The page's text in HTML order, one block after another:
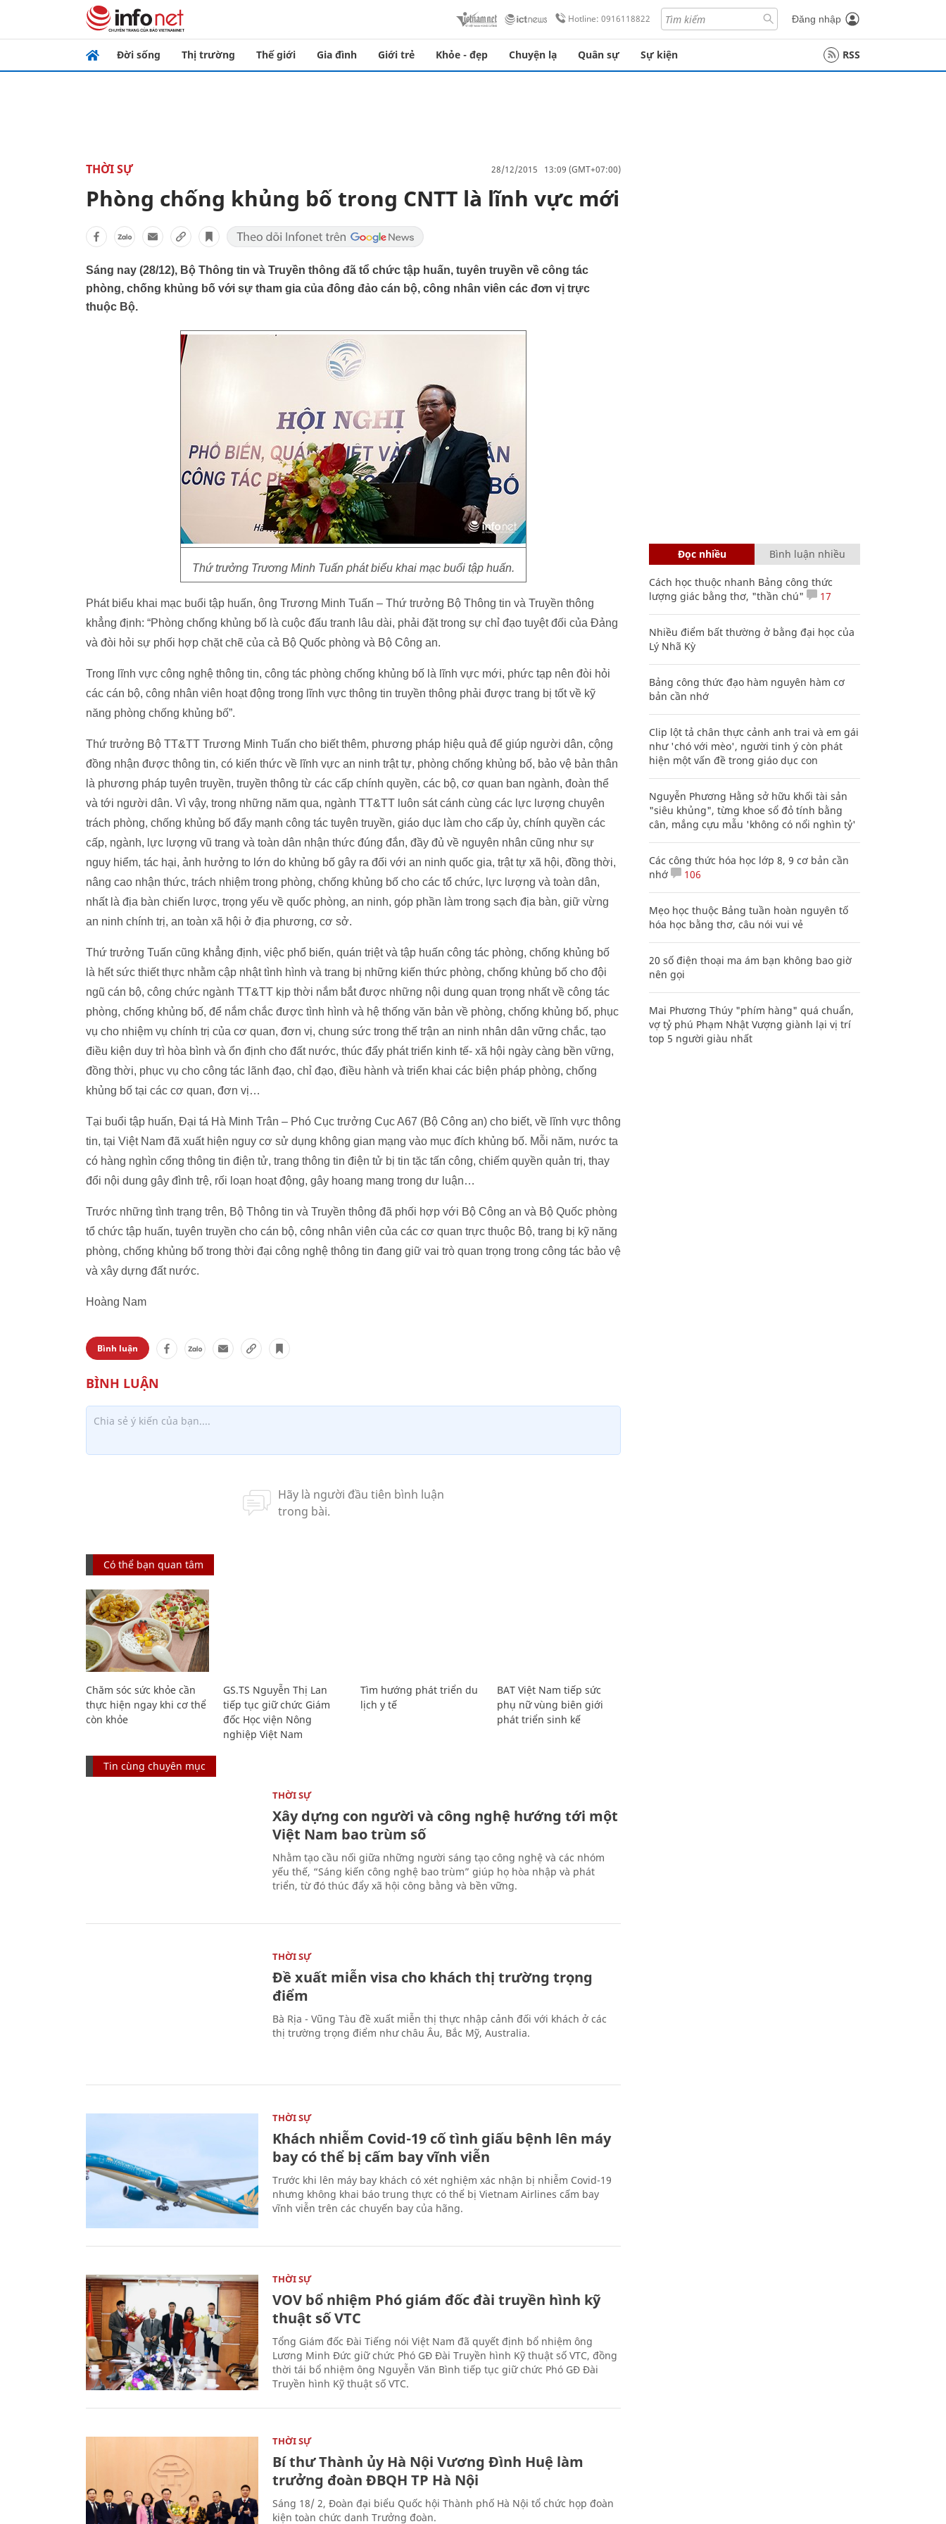
Hotline: 0916118822 Đăng nhập
Đời sống Thị trường Thế giới Gia đình Giới trẻ Khỏe - đẹp Chuyện lạ Quân sự Sự kiện RSS
THỜI SỰ 28/12/2015 13:09 (GMT+07:00)
Phòng chống khủng bố trong CNTT là lĩnh vực mới
Sáng nay (28/12), Bộ Thông tin và Truyền thông đã tổ chức tập huấn, tuyên truyền về công tác
phòng, chống khủng bố với sự tham gia của đông đảo cán bộ, công nhân viên các đơn vị trực
thuộc Bộ.
Thứ trưởng Trương Minh Tuấn phát biểu khai mạc buổi tập huấn.
Phát biểu khai mạc buổi tập huấn, ông Trương Minh Tuấn – Thứ trưởng Bộ Thông tin và Truyền thông
khẳng định: “Phòng chống khủng bố là cuộc đấu tranh lâu dài, phải đặt trong sự chỉ đạo tuyệt đối của Đảng
và đòi hỏi sự phối hợp chặt chẽ của cả Bộ Quốc phòng và Bộ Công an.
Trong lĩnh vực công nghệ thông tin, công tác phòng chống khủng bố là lĩnh vực mới, phức tạp nên đòi hỏi
các cán bộ, công nhân viên hoạt động trong lĩnh vực thông tin truyền thông phải được trang bị tốt về kỹ
năng phòng chống khủng bố”.
Thứ trưởng Bộ TT&TT Trương Minh Tuấn cho biết thêm, phương pháp hiệu quả để giúp người dân, cộng
đồng nhận được thông tin, có kiến thức về lĩnh vực an ninh trật tự, phòng chống khủng bố, bảo vệ bản thân
là phương pháp tuyên truyền, truyền thông từ các cấp chính quyền, các bộ, cơ quan ban ngành, đoàn thể
và tới người dân. Vì vậy, trong những năm qua, ngành TT&TT luôn sát cánh cùng các lực lượng chuyên
trách phòng, chống khủng bố đẩy mạnh công tác tuyên truyền, giáo dục làm cho cấp ủy, chính quyền các
cấp, ngành, lực lượng vũ trang và toàn dân nhận thức đúng đắn, đầy đủ về nguyên nhân cũng như sự
nguy hiểm, tác hại, ảnh hưởng to lớn do khủng bố gây ra đối với an ninh quốc gia, trật tự xã hội, đồng thời,
nâng cao nhận thức, trách nhiệm trong phòng, chống khủng bố cho các tổ chức, lực lượng và toàn dân,
nhất là địa bàn chiến lược, trọng yếu về quốc phòng, an ninh, góp phần làm trong sạch địa bàn, giữ vừng
an ninh chính trị, an toàn xã hội ở địa phương, cơ sở.
Thứ trưởng Tuấn cũng khẳng định, việc phổ biến, quán triệt và tập huấn công tác phòng, chống khủng bố
là hết sức thiết thực nhằm cập nhật tình hình và trang bị những kiến thức phòng, chống khủng bố cho đội
ngũ cán bộ, công chức ngành TT&TT kịp thời nắm bắt được những nội dung quan trọng nhất về công tác
phòng, chống khủng bố, để nắm chắc được tình hình và hệ thống văn bản về phòng, chống khủng bố, phục
vụ cho nhiệm vụ chính trị của cơ quan, đơn vị, chung sức trong thế trận an ninh nhân dân vững chắc, tạo
điều kiện duy trì hòa bình và ổn định cho đất nước, thúc đẩy phát triển kinh tế- xã hội ngày càng bền vững,
đồng thời, phục vụ cho công tác lãnh đạo, chỉ đạo, điều hành và triển khai các biện pháp phòng, chống
khủng bố tại các cơ quan, đơn vị…
Tại buổi tập huấn, Đại tá Hà Minh Trân – Phó Cục trưởng Cục A67 (Bộ Công an) cho biết, về lĩnh vực thông
tin, tại Việt Nam đã xuất hiện nguy cơ sử dụng không gian mạng vào mục đích khủng bố. Mỗi năm, nước ta
có hàng nghìn cổng thông tin điện tử, trang thông tin điện tử bị tin tặc tấn công, chiếm quyền quản trị, thay
đổi nội dung gây đình trệ, rối loạn hoạt động, gây hoang mang trong dư luận…
Trước những tình trạng trên, Bộ Thông tin và Truyền thông đã phối hợp với Bộ Công an và Bộ Quốc phòng
tổ chức tập huấn, tuyên truyền cho cán bộ, công nhân viên của các cơ quan trực thuộc Bộ, trang bị kỹ năng
phòng, chống khủng bố trong thời đại công nghệ thông tin đang giữ vai trò quan trọng trong công tác bảo vệ
và xây dựng đất nước.
Hoàng Nam
Bình luận
Có thể bạn quan tâm
Chăm sóc sức khỏe cần
thực hiện ngay khi cơ thể
còn khỏe
GS.TS Nguyễn Thị Lan
tiếp tục giữ chức Giám
đốc Học viện Nông
nghiệp Việt Nam
Tìm hướng phát triển du
lịch y tế
BAT Việt Nam tiếp sức
phụ nữ vùng biên giới
phát triển sinh kế
Tin cùng chuyên mục
THỜI SỰ
Xây dựng con người và công nghệ hướng tới một
Việt Nam bao trùm số
Nhằm tạo cầu nối giữa những người sáng tạo công nghệ và các nhóm
yếu thế, “Sáng kiến công nghệ bao trùm” giúp họ hòa nhập và phát
triển, từ đó thúc đẩy xã hội công bằng và bền vững.
THỜI SỰ
Đề xuất miễn visa cho khách thị trường trọng
điểm
Bà Rịa - Vũng Tàu đề xuất miễn thị thực nhập cảnh đối với khách ở các
thị trường trọng điểm như châu Âu, Bắc Mỹ, Australia.
THỜI SỰ
Khách nhiễm Covid-19 cố tình giấu bệnh lên máy
bay có thể bị cấm bay vĩnh viễn
Trước khi lên máy bay khách có xét nghiệm xác nhận bị nhiễm Covid-19
nhưng không khai báo trung thực có thể bị Vietnam Airlines cấm bay
vĩnh viễn trên các chuyến bay của hãng.
THỜI SỰ
VOV bổ nhiệm Phó giám đốc đài truyền hình kỹ
thuật số VTC
Tổng Giám đốc Đài Tiếng nói Việt Nam đã quyết định bổ nhiệm ông
Lương Minh Đức giữ chức Phó GĐ Đài Truyền hình Kỹ thuật số VTC, đồng
thời tái bổ nhiệm ông Nguyễn Văn Bình tiếp tục giữ chức Phó GĐ Đài
Truyền hình Kỹ thuật số VTC.
THỜI SỰ
Bí thư Thành ủy Hà Nội Vương Đình Huệ làm
trưởng đoàn ĐBQH TP Hà Nội
Sáng 18/ 2, Đoàn đại biểu Quốc hội Thành phố Hà Nội tổ chức họp đoàn
kiện toàn chức danh Trưởng đoàn.
Đọc nhiều Bình luận nhiều
Cách học thuộc nhanh Bảng công thức
lượng giác bằng thơ, "thần chú"
17
Nhiều điểm bất thường ở bằng đại học của
Lý Nhã Kỳ
Bảng công thức đạo hàm nguyên hàm cơ
bản cần nhớ
Clip lột tả chân thực cảnh anh trai và em gái
như 'chó với mèo', người tinh ý còn phát
hiện một vấn đề trong giáo dục con
Nguyễn Phương Hằng sở hữu khối tài sản
"siêu khủng", từng khoe sổ đỏ tính bằng
cân, mắng cựu mẫu 'không có nổi nghìn tỷ'
Các công thức hóa học lớp 8, 9 cơ bản cần
nhớ
106
Mẹo học thuộc Bảng tuần hoàn nguyên tố
hóa học bằng thơ, câu nói vui vẻ
20 số điện thoại ma ám bạn không bao giờ
nên gọi
Mai Phương Thúy "phím hàng" quá chuẩn,
vợ tỷ phú Phạm Nhật Vượng giành lại vị trí
top 5 người giàu nhất